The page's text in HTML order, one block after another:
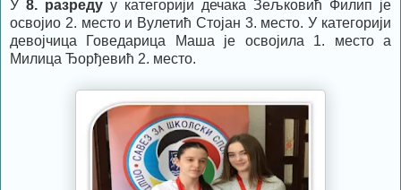
У 8. разреду у категорији дечака Зељковић Филип је
освојио 2. место и Вулетић Стојан 3. место. У категорији
девојчица Говедарица Маша је освојила 1. место а
Милица Ђорђевић 2. место.